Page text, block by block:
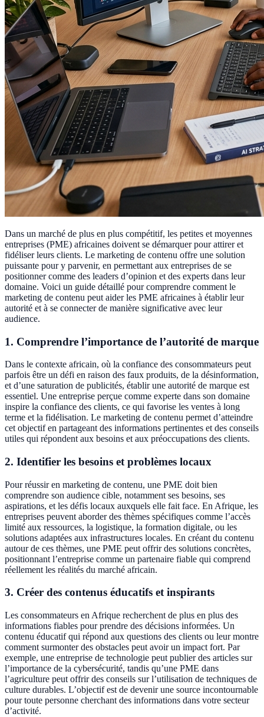
Dans un marché de plus en plus compétitif, les petites et moyennes
entreprises (PME) africaines doivent se démarquer pour attirer et
fidéliser leurs clients. Le marketing de contenu offre une solution
puissante pour y parvenir, en permettant aux entreprises de se
positionner comme des leaders d’opinion et des experts dans leur
domaine. Voici un guide détaillé pour comprendre comment le
marketing de contenu peut aider les PME africaines à établir leur
autorité et à se connecter de manière significative avec leur
audience.
1. Comprendre l’importance de l’autorité de marque
Dans le contexte africain, où la confiance des consommateurs peut
parfois être un défi en raison des faux produits, de la désinformation,
et d’une saturation de publicités, établir une autorité de marque est
essentiel. Une entreprise perçue comme experte dans son domaine
inspire la confiance des clients, ce qui favorise les ventes à long
terme et la fidélisation. Le marketing de contenu permet d’atteindre
cet objectif en partageant des informations pertinentes et des conseils
utiles qui répondent aux besoins et aux préoccupations des clients.
2. Identifier les besoins et problèmes locaux
Pour réussir en marketing de contenu, une PME doit bien
comprendre son audience cible, notamment ses besoins, ses
aspirations, et les défis locaux auxquels elle fait face. En Afrique, les
entreprises peuvent aborder des thèmes spécifiques comme l’accès
limité aux ressources, la logistique, la formation digitale, ou les
solutions adaptées aux infrastructures locales. En créant du contenu
autour de ces thèmes, une PME peut offrir des solutions concrètes,
positionnant l’entreprise comme un partenaire fiable qui comprend
réellement les réalités du marché africain.
3. Créer des contenus éducatifs et inspirants
Les consommateurs en Afrique recherchent de plus en plus des
informations fiables pour prendre des décisions informées. Un
contenu éducatif qui répond aux questions des clients ou leur montre
comment surmonter des obstacles peut avoir un impact fort. Par
exemple, une entreprise de technologie peut publier des articles sur
l’importance de la cybersécurité, tandis qu’une PME dans
l’agriculture peut offrir des conseils sur l’utilisation de techniques de
culture durables. L’objectif est de devenir une source incontournable
pour toute personne cherchant des informations dans votre secteur
d’activité.